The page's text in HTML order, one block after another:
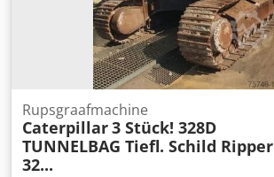
Rupsgraafmachine
Caterpillar3 Stück! 328D
TUNNELBAG Tiefl. Schild Ripper
32...